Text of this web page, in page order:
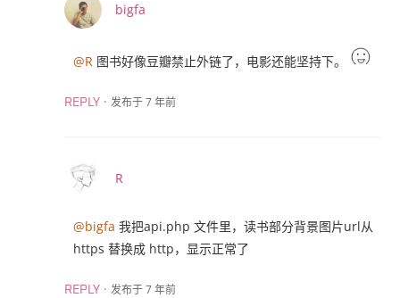
bigfa
@R 图书好像豆瓣禁止外链了，电影还能坚持下。
REPLY · 发布于 7 年前
R
@bigfa 我把api.php 文件里，读书部分背景图片url从
https 替换成 http，显示正常了
REPLY · 发布于 7 年前